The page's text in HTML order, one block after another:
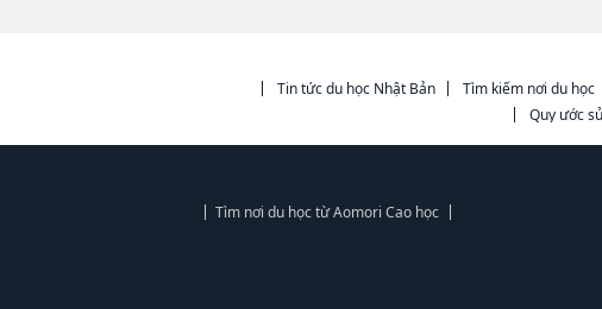
Tin tức du học Nhật Bản Tìm kiếm nơi du học
Quy ước
Tìm nơi du học từ Aomori Cao học